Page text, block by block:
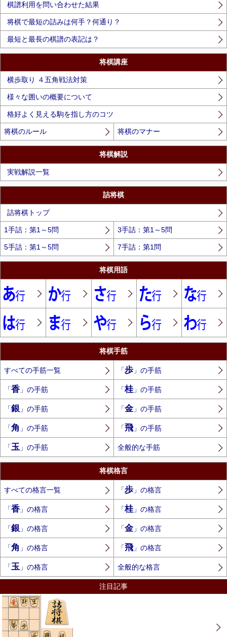
棋譜利用を問い合わせた結果
将棋で最短の詰みは何手？何通り？
最短と最長の棋譜の表記は？
将棋講座
横歩取り ４五角戦法対策
様々な囲いの概要について
格好よく見える駒を指し方のコツ
将棋のルール 将棋のマナー
将棋解説
実戦解説一覧
詰将棋
詰将棋トップ
1手詰：第1～5問 3手詰：第1～5問
5手詰：第1～5問 7手詰：第1問
将棋用語
将棋手筋
すべての手筋一覧 「歩」の手筋
「香」の手筋 「桂」の手筋
「銀 」の手筋 「金」の手筋
「角 」の手筋 「飛」の手筋
「玉 」の手筋 全般的な手筋
将棋格言
すべての格言一覧 「歩」の格言
「香」の格言 「桂」の格言
「銀 」の格言 「金」の格言
「角 」の格言 「飛」の格言
「玉 」の格言 全般的な格言
注目記事